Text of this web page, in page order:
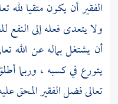
الفقير أن يكون متقيا
ولا يتعدى فعله إلى النفع
أن يشتغل بماله عن الله
يتورع في كسبه ، وربما
تعالى فضل الفقير المحق